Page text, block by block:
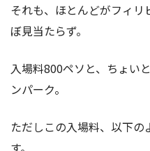
それも、ほとんどがフィ
ぼ見当たらず。
入場料800ペソと、ちょい
ンパーク。
ただしこの入場料、以下
す。